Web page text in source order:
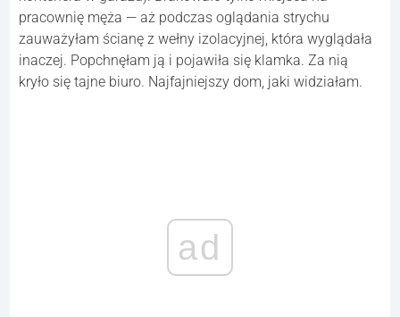
pracownię męża — aż podczas oglądania strychu
zauważyłam ścianę z wełny izolacyjnej, która wyglądała
inaczej. Popchnęłam ją i pojawiła się klamka. Za nią
kryło się tajne biuro. Najfajniejszy dom, jaki widziałam.
ad